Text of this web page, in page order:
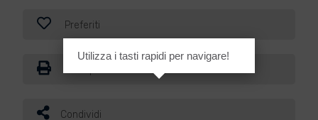
Preferiti
Condividi
Utilizza i tasti rapidi per navigare!